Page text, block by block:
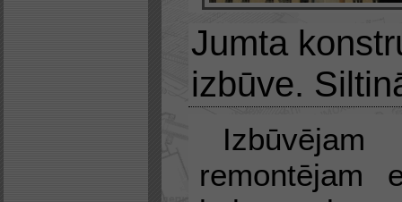
Jumta
izbūve.
remontējam